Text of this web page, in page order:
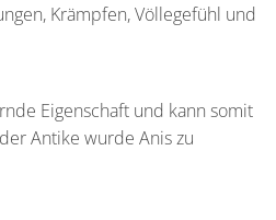
Krämpfen, Völlegefühl und
Eigenschaft und kann somit
Antike wurde Anis zu